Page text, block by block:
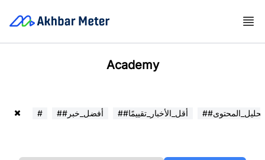
Academy
# ##أفضل_خبر ##أقل_الأخبار_تقييمًا ##تحليل_المحتوى